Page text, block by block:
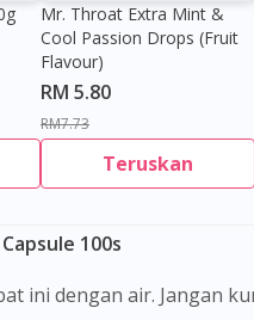
Mr. Throat Extra Mint &
Cool Passion Drops (Fruit
Flavour)
RM 5.80
RM7.73
Teruskan
100s